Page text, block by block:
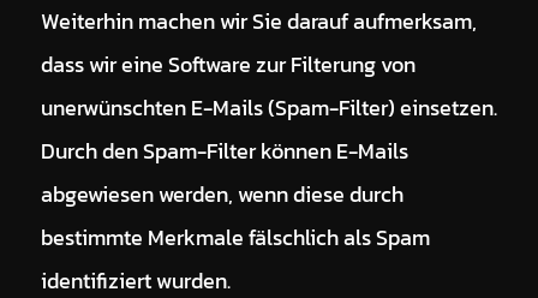
Weiterhin machen wir Sie darauf aufmerksam,
dass wir eine Software zur Filterung von
unerwünschten E-Mails (Spam-Filter) einsetzen.
Durch den Spam-Filter können E-Mails
abgewiesen werden, wenn diese durch
bestimmte Merkmale fälschlich als Spam
identifiziert wurden.